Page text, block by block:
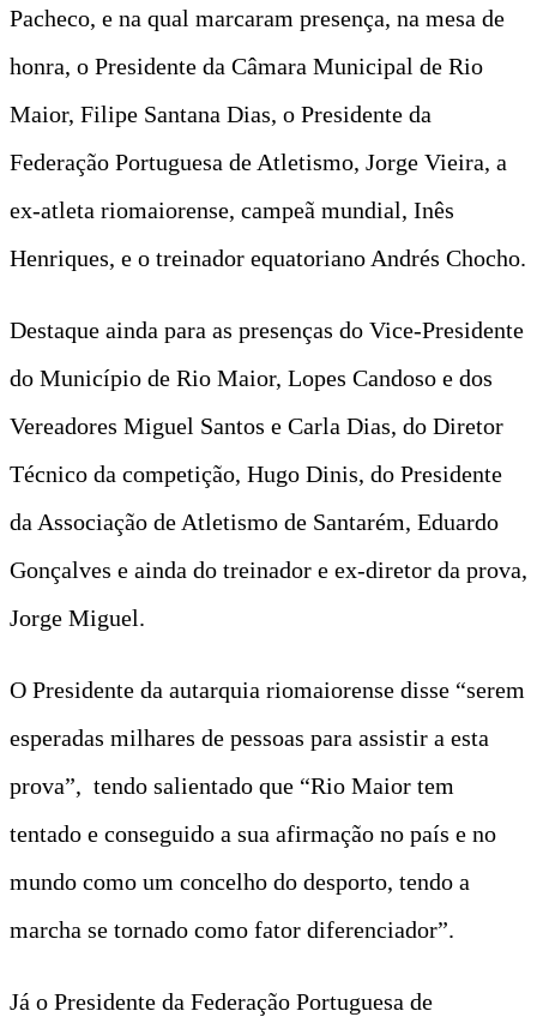
Pacheco, e na qual marcaram presença, na mesa de
honra, o Presidente da Câmara Municipal de Rio
Maior, Filipe Santana Dias, o Presidente da
Federação Portuguesa de Atletismo, Jorge Vieira, a
ex-atleta riomaiorense, campeã mundial, Inês
Henriques, e o treinador equatoriano Andrés Chocho.
Destaque ainda para as presenças do Vice-Presidente
do Município de Rio Maior, Lopes Candoso e dos
Vereadores Miguel Santos e Carla Dias, do Diretor
Técnico da competição, Hugo Dinis, do Presidente
da Associação de Atletismo de Santarém, Eduardo
Gonçalves e ainda do treinador e ex-diretor da prova,
Jorge Miguel.
O Presidente da autarquia riomaiorense disse “serem
esperadas milhares de pessoas para assistir a esta
prova”, tendo salientado que “Rio Maior tem
tentado e conseguido a sua afirmação no país e no
mundo como um concelho do desporto, tendo a
marcha se tornado como fator diferenciador”.
Já o Presidente da Federação Portuguesa de